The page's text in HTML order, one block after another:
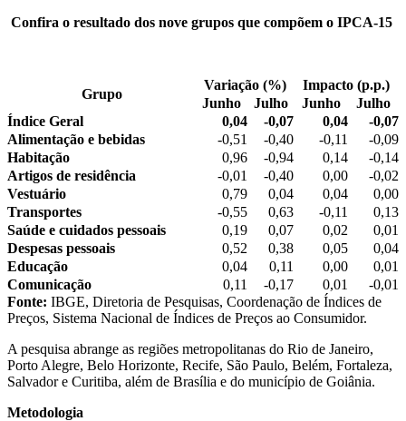
Confira o resultado dos nove grupos que compõem o IPCA-15
Grupo
Variação (%)
Impacto (p.p.)
Junho
Julho Junho
Julho
Índice Geral
0,04 -0,07 0,04
-0,07
Alimentação e bebidas
-0,51 -0,40 -0,11
-0,09
Habitação
0,96 -0,94 0,14
-0,14
Artigos de residência
-0,01 -0,40 0,00
-0,02
Vestuário
0,79 0,04 0,04
0,00
Transportes
-0,55 0,63 -0,11
0,13
Saúde e cuidados pessoais
0,19 0,07 0,02
0,01
Despesas pessoais
0,52 0,38 0,05
0,04
Educação
0,04 0,11 0,00
0,01
Comunicação
0,11 -0,17 0,01
-0,01
Fonte: IBGE, Diretoria de Pesquisas, Coordenação de Índices de
Preços, Sistema Nacional de Índices de Preços ao Consumidor.
A pesquisa abrange as regiões metropolitanas do Rio de Janeiro,
Porto Alegre, Belo Horizonte, Recife, São Paulo, Belém, Fortaleza,
Salvador e Curitiba, além de Brasília e do município de Goiânia.
Metodologia